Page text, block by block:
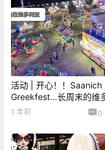
活动 | 开心！！Saanich
Greekfest…长周末的维
乐趣多多！
1 年前 0